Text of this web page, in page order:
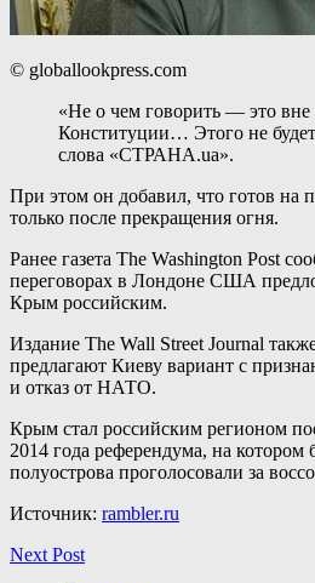
© globallookpress.com
«Не о чем говорить — это
Конституции… Этого не
слова «СТРАНА.ua».
При этом он добавил, что готов на
только после прекращения огня.
Ранее газета The Washington Post
переговорах в Лондоне США
Крым российским.
Издание The Wall Street Journal
предлагают Киеву вариант с
и отказ от НАТО.
Крым стал российским регионом
2014 года референдума, на
полуострова проголосовали за
Источник: rambler.ru
Next Post